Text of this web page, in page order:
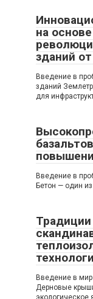
на
зданий
Введение в
зданий
для
Введение в
Бетон — один
Введение в
Дерновые
экологическое